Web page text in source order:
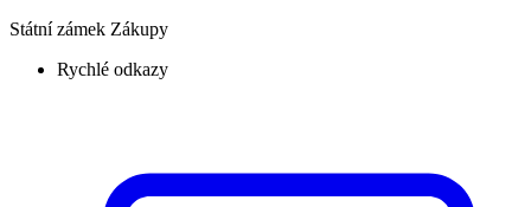
Státní zámek Zákupy
Rychlé odkazy